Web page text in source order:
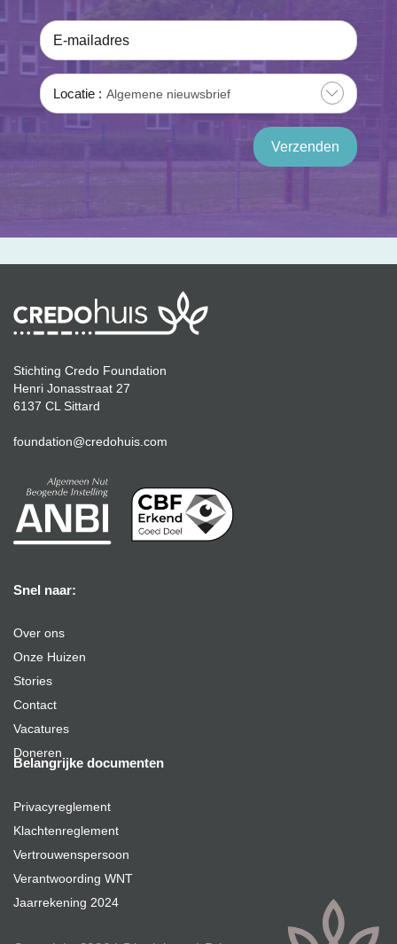
E-mailadres
Locatie Algemene nieuwsbrief
Verzenden
Stichting Credo Foundation
Henri Jonasstraat 27
6137 CL Sittard
foundation@credohuis.com
Snel naar:
Over ons
Onze Huizen
Stories
Contact
Vacatures
Doneren
Belangrijke documenten
Privacyreglement
Klachtenreglement
Vertrouwenspersoon
Verantwoording WNT
Jaarrekening 2024